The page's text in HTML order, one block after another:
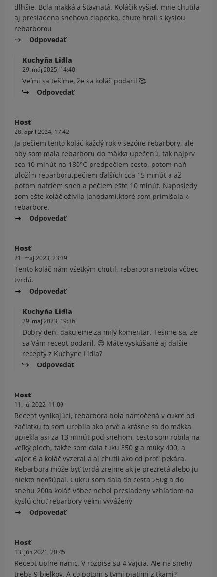
dlhšie. Bola mäkká a šťavnatá. Koláčik vyšiel, mne chutila
aj presladena snehova ciapocka, chute hrali s kyslou
rebarborou
Odpovedať
Kuchyňa Lidla
29. máj 2025, 14:40
Veľmi sa tešíme, že sa koláč podaril 🥰
Odpovedať
Hosť
28. apríl 2024, 17:42
Ja pečiem tento koláč každý rok v sezóne rebarbory, ale
aby som mala rebarboru do mäkka upečenú, tak najprv
cca 10 minút na 180°C predpečiem cesto, potom naň
uložím rebarboru,pečiem ďalších cca 15 minút a až
potom natriem sneh a pečiem ešte 10 minút. Naposledy
som ešte koláč oživila jahodami,ktoré som primišala k
rebarbore.
Odpovedať
Hosť
21. máj 2023, 23:39
Tento koláč nám všetkým chutil, rebarbora nebola vôbec
tvrdá.
Odpovedať
Kuchyňa Lidla
29. máj 2023, 19:36
Dobrý deň, ďakujeme za milý komentár. Tešíme sa, že
sa Vám recept podaril. 😊 Máte vyskúšané aj ďalšie
recepty z Kuchyne Lidla?
Odpovedať
Hosť
11. júl 2022, 11:09
Recept vynikajúci, rebarbora bola namočená v cukre od
začiatku to som urobila ako prvé a krásne sa do mäkka
upiekla asi za 13 minút pod snehom, cesto som robila na
veľký plech, takže som dala tuku 350 g a múky 400, a
vajec 6 a koláč vyzeral a aj chutil ako od profi pekára.
Rebarbora môže byť tvrdá zrejme ak je prezretá alebo ju
niekto neošúpal. Cukru som dala do cesta 250g a do
snehu 200a koláč vôbec nebol presladeny vzhľadom na
kyslú chuť rebarbory veľmi vyvážený
Odpovedať
Hosť
13. jún 2021, 20:45
Recept uplne nanic. V rozpise su 4 vajcia. Ale na snehy
treba 9 bielkov. A co potom s tymi piatimi zltkami?